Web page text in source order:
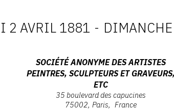
:
SAMEDI
2 AVRIL 1881 -
SOCIÉTÉ ANONYME DES ARTISTES
PEINTRES, SCULPTEURS ET GRAVEURS,
ETC
35 boulevard des capucines
75002 Paris France